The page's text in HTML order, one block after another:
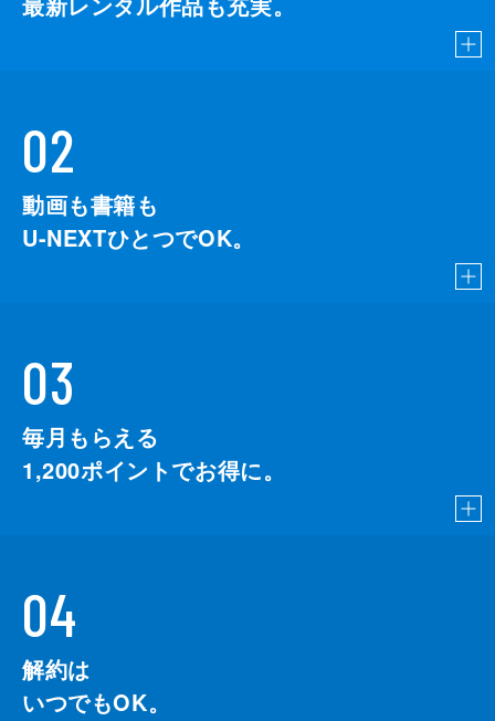
02
動画も書籍も
U-NEXTひとつでOK。
03
毎月もらえる
1,200ポイントでお得に。
04
解約は
いつでもOK。